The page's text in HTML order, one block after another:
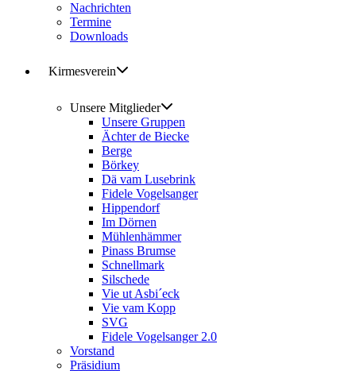
Nachrichten
Termine
Downloads
Kirmesverein
Unsere Mitglieder
Unsere Gruppen
Ächter de Biecke
Berge
Börkey
Dä vam Lusebrink
Fidele Vogelsanger
Hippendorf
Im Dörnen
Mühlenhämmer
Pinass Brumse
Schnellmark
Silschede
Vie ut Asbi´eck
Vie vam Kopp
SVG
Fidele Vogelsanger 2.0
Vorstand
Präsidium